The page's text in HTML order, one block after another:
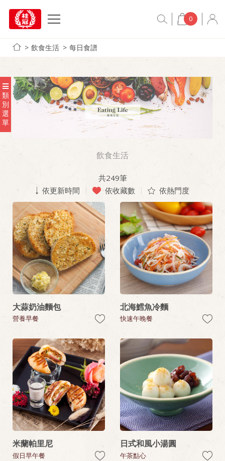
0
飲食生活 每日食譜
類
別
選
單
飲食生活
共249筆
依更新時間
依收藏數 依熱門度
大蒜奶油麵包
營養早餐
北海鱈魚冷麵
快速午晚餐
米蘭帕里尼
假日早午餐
日式和風小湯圓
午茶點心